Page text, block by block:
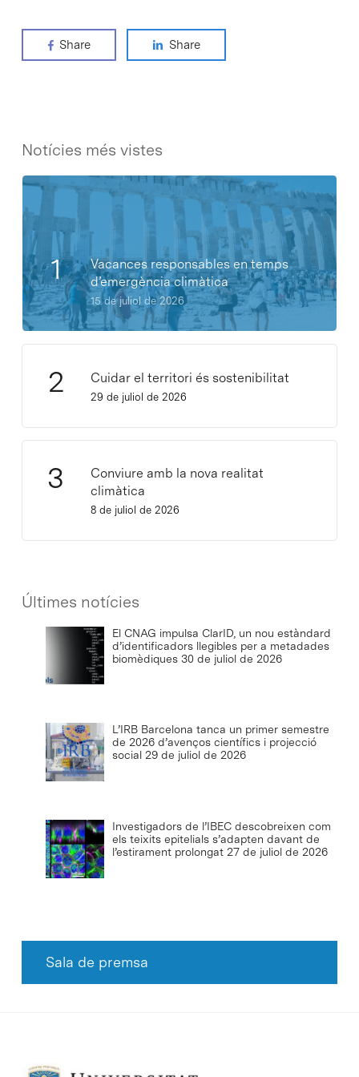
Share Share
Notícies més vistes
Vacances responsables en temps
d’emergència climàtica
15 de juliol de 2026
Cuidar el territori és sostenibilitat
29 de juliol de 2026
Conviure amb la nova realitat
climàtica
8 de juliol de 2026
Últimes notícies
El CNAG impulsa ClarID, un nou estàndard
d’identificadors llegibles per a metadades
biomèdiques 30 de juliol de 2026
L’IRB Barcelona tanca un primer semestre
de 2026 d’avenços científics i projecció
social 29 de juliol de 2026
Investigadors de l’IBEC descobreixen com
els teixits epitelials s’adapten davant de
l’estirament prolongat 27 de juliol de 2026
Sala de premsa